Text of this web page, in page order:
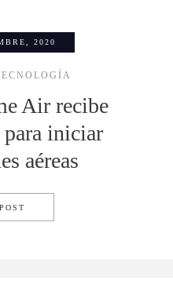
2020
Air recibe
iniciar
aéreas